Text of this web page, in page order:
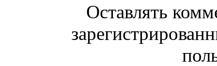
Оставлять